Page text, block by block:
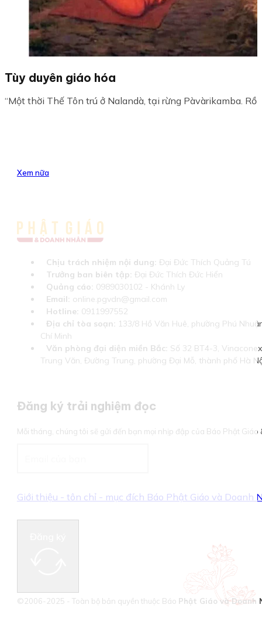
Tùy duyên giáo hóa
“Một thời Thế Tôn trú ở Nalandà, tại rừng Pàvàrikamba.
Xem nữa
Chịu trách nhiệm nội dung: Đại Đức Thích Quảng Tú
Trưởng ban biên tập: Đại Đức Thích Đức Hiển
Quảng cáo: 0989030102 - Khánh Ly
Email: online.pgvdn@gmail.com
Hotline: 0911997552
Địa chỉ tòa soạn: 133/8 Hồ Văn Huê, phường Phú
Chí Minh
Văn phòng đại diện miền Bắc: Số 32 BT4-3,
Trung Văn, Đường Trung, phường Đại Mỗ, thành phố Hà
Đăng ký trải nghiệm đọc
Mỗi tháng, chúng tôi sẽ gửi đến bạn mọi nhịp đập của Báo Phật Giáo
Giới thiệu - tôn chỉ - mục đích Báo Phật Giáo và Doanh
©2006-2025 - Toàn bộ bản quyền thuộc Báo Phật Giáo và Doanh